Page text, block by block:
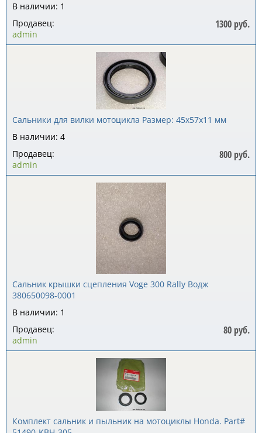
В наличии: 1
1300 руб.
Продавец:
admin
Сальники для вилки мотоцикла Размер: 45x57x11 мм
В наличии: 4
800 руб.
Продавец:
admin
Сальник крышки сцепления Voge 300 Rally Водж
380650098-0001
В наличии: 1
80 руб.
Продавец:
admin
Комплект сальник и пыльник на мотоциклы Honda. Part#